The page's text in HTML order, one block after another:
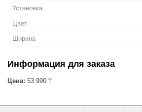
Установка
Цвет
Ширина
Информация для заказа
Цена: 53 990 ₸